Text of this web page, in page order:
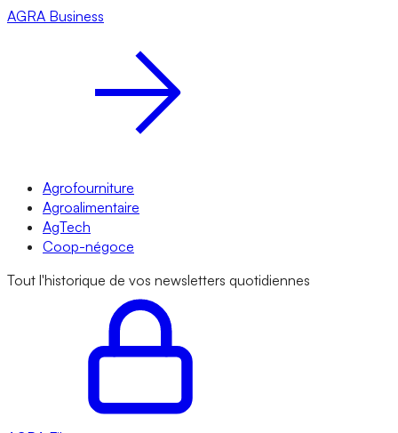
AGRA Business
Agrofourniture
Agroalimentaire
AgTech
Coop-négoce
Tout l'historique de vos newsletters quotidiennes